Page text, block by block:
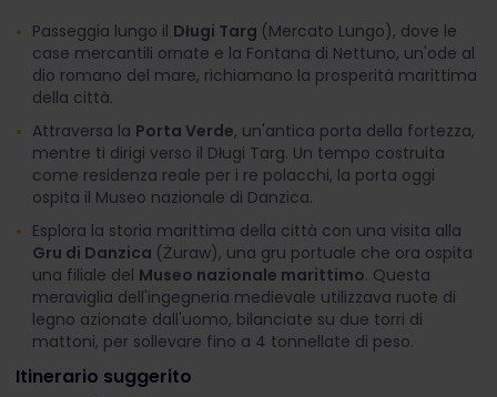
Passeggia lungo il Długi Targ (Mercato Lungo), dove le
case mercantili ornate e la Fontana di Nettuno, un'ode al
dio romano del mare, richiamano la prosperità marittima
della città.
Attraversa la Porta Verde, un'antica porta della fortezza,
mentre ti dirigi verso il Długi Targ. Un tempo costruita
come residenza reale per i re polacchi, la porta oggi
ospita il Museo nazionale di Danzica.
Esplora la storia marittima della città con una visita alla
Gru di Danzica (Żuraw), una gru portuale che ora ospita
una filiale del Museo nazionale marittimo. Questa
meraviglia dell'ingegneria medievale utilizzava ruote di
legno azionate dall'uomo, bilanciate su due torri di
mattoni, per sollevare fino a 4 tonnellate di peso.
Itinerario suggerito